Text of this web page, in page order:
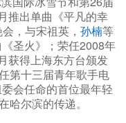
推出单曲《平凡的幸
，与宋祖英， 孙楠等
圣火》；荣任2008年
获得上海东方台颁发
第十三届青年歌手电
会任命的首位最年轻
哈尔滨的传递。